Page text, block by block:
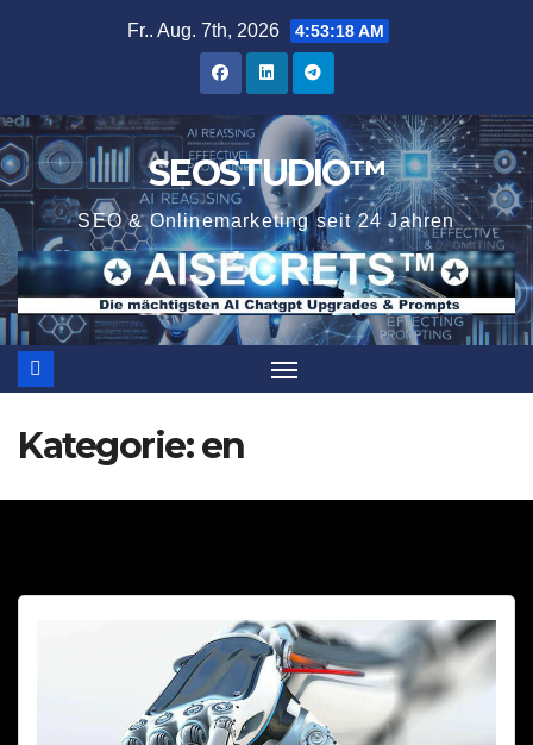
Fr.. Aug. 7th, 2026 4:53:18 AM
SEOSTUDIO™
SEO & Onlinemarketing seit 24 Jahren
Kategorie:en